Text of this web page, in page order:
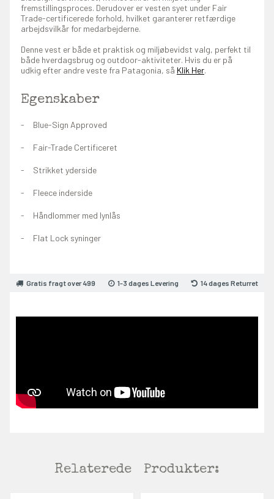
fremstillingsproces. Derudover er vesten syet under Fair
Trade-certificerede forhold, hvilket garanterer retfærdige
arbejdsvilkår for medarbejderne.
Denne vest er både et praktisk og miljøbevidst valg, perfekt til
både hverdagsbrug og outdoor-aktiviteter. Hvis du er på
udkig efter andre veste fra Patagonia, så Klik Her.
Egenskaber
Blue-Sign Approved
Fair-Trade Certificeret
Strikket yderside
Fleece inderside
Håndlommer med lynlås
Flat Lock syninger
Gratis fragt over 499 1-3 dages Levering 14 dages Returret
Relaterede Produkter: